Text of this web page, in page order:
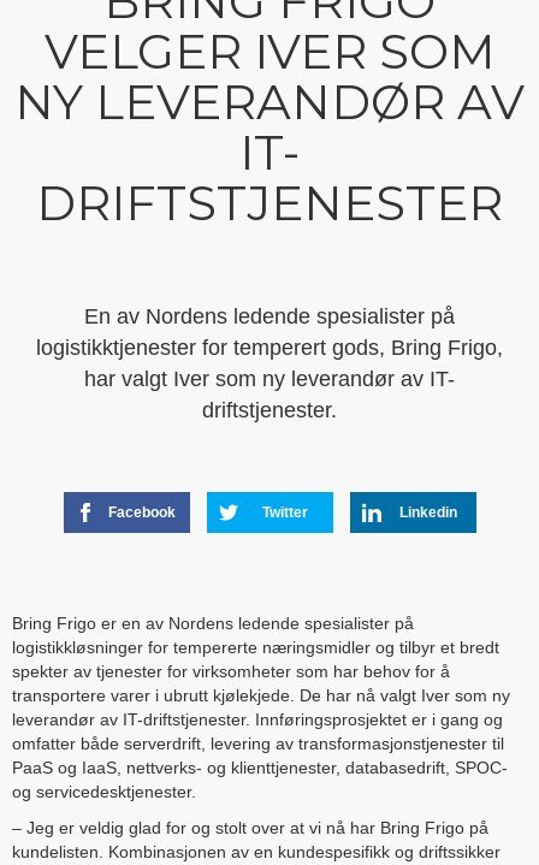
VELGER IVER SOM
NY LEVERANDØR AV
IT-
DRIFTSTJENESTER
En av Nordens ledende spesialister på
logistikktjenester for temperert gods, Bring Frigo,
har valgt Iver som ny leverandør av IT-
driftstjenester.
Facebook Twitter Linkedin
Bring Frigo er en av Nordens ledende spesialister på
logistikkløsninger for tempererte næringsmidler og tilbyr et bredt
spekter av tjenester for virksomheter som har behov for å
transportere varer i ubrutt kjølekjede. De har nå valgt Iver som ny
leverandør av IT-driftstjenester. Innføringsprosjektet er i gang og
omfatter både serverdrift, levering av transformasjonstjenester til
PaaS og IaaS, nettverks- og klienttjenester, databasedrift, SPOC-
og servicedesktjenester.
– Jeg er veldig glad for og stolt over at vi nå har Bring Frigo på
kundelisten. Kombinasjonen av en kundespesifikk og driftssikker